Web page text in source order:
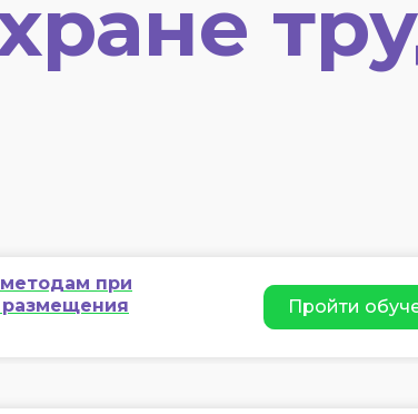
при
размещения
Пройти